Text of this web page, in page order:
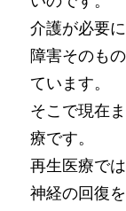
介護が必要
障害そのも
ています。
そこで現在
療です。
再生医療で
神経の回復を